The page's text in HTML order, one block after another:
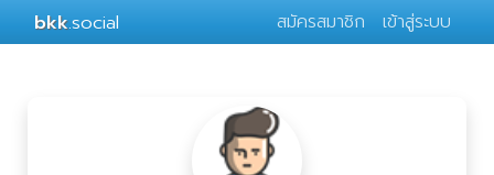
bkk.social สมัครสมาชิก เข้าสู่ระบบ